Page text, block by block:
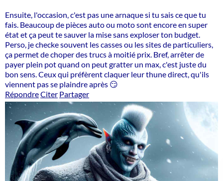
Ensuite, l'occasion, c'est pas une arnaque si tu sais ce que tu
fais. Beaucoup de pièces auto ou moto sont encore en super
état et ça peut te sauver la mise sans exploser ton budget.
Perso, je checke souvent les casses ou les sites de particuliers,
ça permet de choper des trucs à moitié prix. Bref, arrêter de
payer plein pot quand on peut gratter un max, c'est juste du
bon sens. Ceux qui préfèrent claquer leur thune direct, qu'ils
viennent pas se plaindre après 😏
RépondreCiter Partager